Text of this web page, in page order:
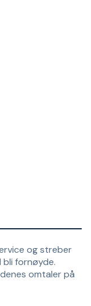
og streber
fornøyde.
omtaler på